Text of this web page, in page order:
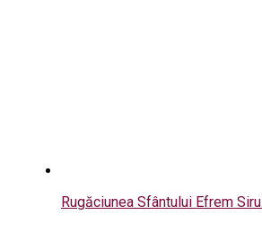
Rugăciunea Sfântului Efrem Sirul